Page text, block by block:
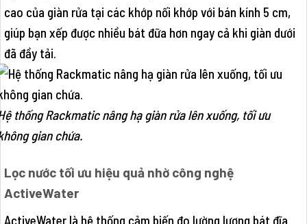
cao của giàn rửa tại các khớp nối khớp với bán kính 5 cm,
giúp bạn xếp được nhiều bát đữa hơn ngay cả khi giàn dưới
đã đầy tải.
thống Rackmatic nâng hạ giàn rửa lên xuống, tối ưu
gian chứa.
Lọc nước tối ưu hiệu quả nhờ công nghệ
ActiveWater
ActiveWater là hệ thống cảm biến đo lường lượng bát đĩa